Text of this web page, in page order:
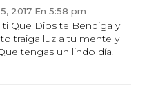
2017 En 5:58 pm
Que Dios te Bendiga y
traiga luz a tu mente y
tengas un lindo día.